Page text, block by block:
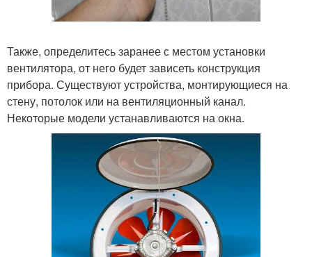
Также, определитесь заранее с местом установки
вентилятора, от него будет зависеть конструкция
прибора. Существуют устройства, монтирующиеся на
стену, потолок или на вентиляционный канал.
Некоторые модели устанавливаются на окна.